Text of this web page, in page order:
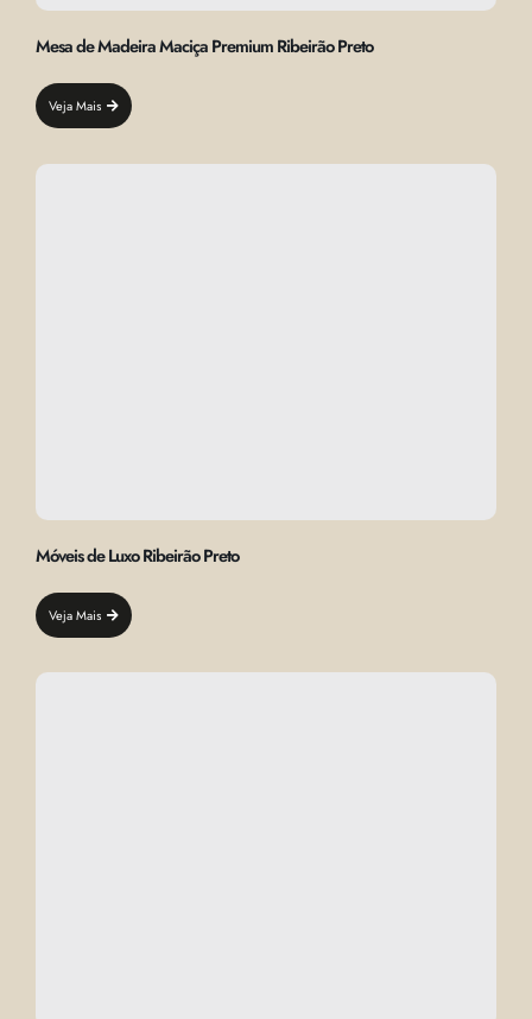
Mesa de Madeira Maciça Premium Ribeirão Preto
Veja Mais
Móveis de Luxo Ribeirão Preto
Veja Mais